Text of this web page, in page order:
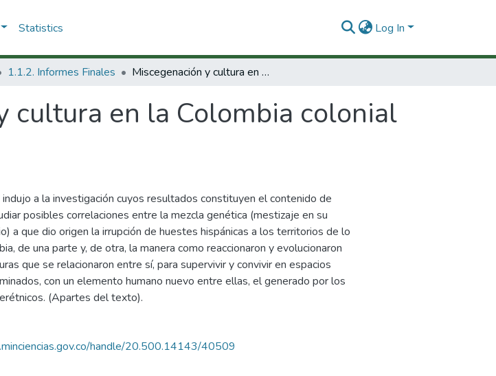
Statistics Log In
1.1.2. Informes Finales Miscegenación y cultura en la Colombia colonial 1750-1810 : Tomo II.
cultura en la Colombia colonial
a la investigación cuyos resultados constituyen el contenido de
posibles correlaciones entre la mezcla genética (mestizaje en su
a que dio origen la irrupción de huestes hispánicas a los territorios de lo
de una parte y, de otra, la manera como reaccionaron y evolucionaron
que se relacionaron entre sí, para supervivir y convivir en espacios
con un elemento humano nuevo entre ellas, el generado por los
(Apartes del texto).
handle/20.500.14143/40509